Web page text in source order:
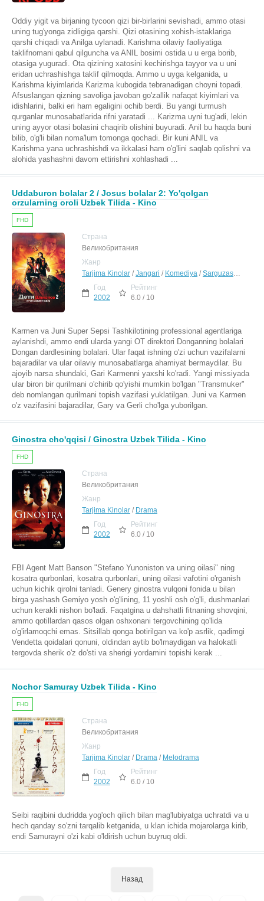
Oddiy yigit va birjaning tycoon qizi bir-birlarini sevishadi, ammo otasi
uning tug'yonga zidligiga qarshi. Qizi otasining xohish-istaklariga
qarshi chiqadi va Anilga uylanadi. Karishma oilaviy faoliyatiga
taklifnomani qabul qilguncha va ANIL bosimi ostida u u erga borib,
otasiga yuguradi. Ota qizining xatosini kechirishga tayyor va u uni
eridan uchrashishga taklif qilmoqda. Ammo u uyga kelganida, u
Karishma kiyimlarida Karizma kubogida tebranadigan choyni topadi.
Afsuslangan qizning savoliga javoban go'zallik nafaqat kiyimlari va
idishlarini, balki eri ham egaligini ochib berdi. Bu yangi turmush
qurganlar munosabatlarida rifni yaratadi ... Karizma uyni tug'adi, lekin
uning ayyor otasi bolasini chaqirib olishini buyuradi. Anil bu haqda buni
bilib, o'g'li bilan noma'lum tomonga qochadi. Bir kuni ANIL va
Karishma yana uchrashishdi va ikkalasi ham o'g'lini saqlab qolishni va
alohida yashashni davom ettirishni xohlashadi ...
Uddaburon bolalar 2 / Josus bolalar 2: Yo'qolgan
orzularning oroli Uzbek Tilida - Kino
FHD
Страна
Великобритания
Жанр
Tarjima Kinolar /Jangari / Komediya /Sarguzasht /
Год
2002
Рейтинг
6.0 / 10
Karmen va Juni Super Sepsi Tashkilotining professional agentlariga
aylanishdi, ammo endi ularda yangi OT direktori Donganning bolalari
Dongan dardlesining bolalari. Ular faqat ishning o'zi uchun vazifalarni
bajaradilar va ular oilaviy munosabatlarga ahamiyat bermaydilar. Bu
ajoyib narsa shundaki, Gari Karmenni yaxshi ko'radi. Yangi missiyada
ular biron bir qurilmani o'chirib qo'yishi mumkin bo'lgan "Transmuker"
deb nomlangan qurilmani topish vazifasi yuklatilgan. Juni va Karmen
o'z vazifasini bajaradilar, Gary va Gerli cho'lga yuborilgan.
Ginostra cho'qqisi / Ginostra Uzbek Tilida - Kino
FHD
Страна
Великобритания
Жанр
Tarjima Kinolar / Drama
Год
2002
Рейтинг
6.0 / 10
FBI Agent Matt Banson "Stefano Yunoniston va uning oilasi" ning
kosatra qurbonlari, kosatra qurbonlari, uning oilasi vafotini o'rganish
uchun kichik qirolni tanladi. Genery ginostra vulqoni fonida u bilan
birga yashash Gemiyo yosh o'g'lining, 11 yoshli osh o'g'li, dushmanlari
uchun kerakli nishon bo'ladi. Faqatgina u dahshatli fitnaning shovqini,
ammo qotillardan qasos olgan oshxonani tergovchining qo'lida
o'g'irlamoqchi emas. Sitsillab qonga botirilgan va ko'p asrlik, qadimgi
Vendetta qoidalari qonuni, oldindan aytib bo'lmaydigan va halokatli
tergovda sherik o'z do'sti va sherigi yordamini topishi kerak ...
Nochor Samuray Uzbek Tilida - Kino
FHD
Страна
Великобритания
Жанр
Tarjima Kinolar / Drama / Melodrama
Год
2002
Рейтинг
6.0 / 10
Seibi raqibini dudridda yog'och qilich bilan mag'lubiyatga uchratdi va u
hech qanday so'zni tarqalib ketganida, u klan ichida mojarolarga kirib,
endi Samurayni o'zi kabi o'ldirish uchun buyruq oldi.
Назад